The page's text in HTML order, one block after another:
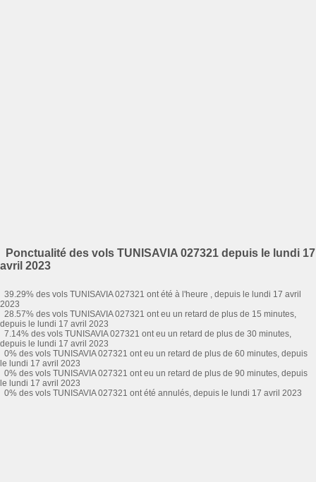
Ponctualité des vols TUNISAVIA 027321 depuis le lundi 17
avril 2023
39.29% des vols TUNISAVIA 027321 ont été à l'heure , depuis le lundi 17 avril
2023
28.57% des vols TUNISAVIA 027321 ont eu un retard de plus de 15 minutes,
depuis le lundi 17 avril 2023
7.14% des vols TUNISAVIA 027321 ont eu un retard de plus de 30 minutes,
depuis le lundi 17 avril 2023
0% des vols TUNISAVIA 027321 ont eu un retard de plus de 60 minutes, depuis
le lundi 17 avril 2023
0% des vols TUNISAVIA 027321 ont eu un retard de plus de 90 minutes, depuis
le lundi 17 avril 2023
0% des vols TUNISAVIA 027321 ont été annulés, depuis le lundi 17 avril 2023